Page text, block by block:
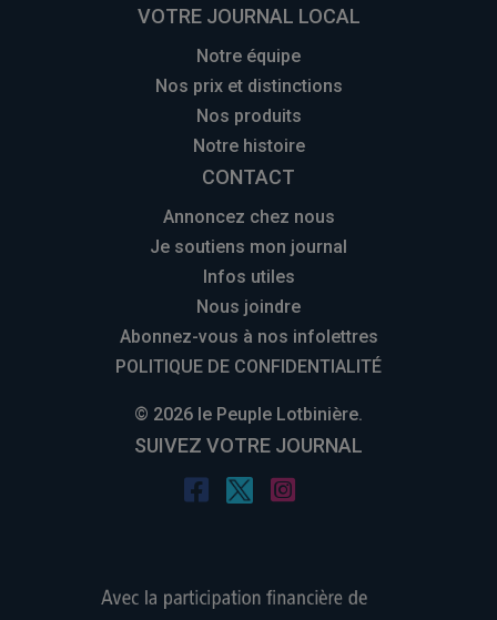
VOTRE JOURNAL LOCAL
Notre équipe
Nos prix et distinctions
Nos produits
Notre histoire
CONTACT
Annoncez chez nous
Je soutiens mon journal
Infos utiles
Nous joindre
Abonnez-vous à nos infolettres
POLITIQUE DE CONFIDENTIALITÉ
© 2026 le Peuple Lotbinière.
SUIVEZ VOTRE JOURNAL